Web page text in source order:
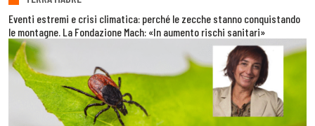
Eventi estremi e crisi climatica: perché le zecche stanno conquistando
le montagne. La Fondazione Mach: «In aumento rischi sanitari»